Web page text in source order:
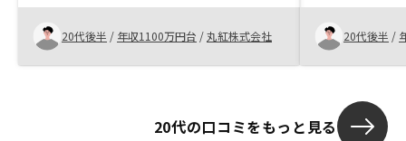
20代後半 / 年収1100万円台 /丸紅株式会社
ランがあった
もどうぞよろ
20代後半 /
20代の口コミをもっと見る